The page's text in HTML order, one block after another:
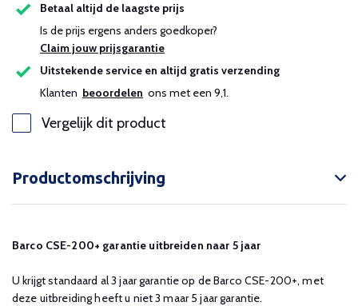
Betaal altijd de laagste prijs
Is de prijs ergens anders goedkoper?
Claim jouw prijsgarantie
Uitstekende service en altijd gratis verzending
Klanten beoordelen ons met een 9,1.
Vergelijk dit product
Productomschrijving
Barco CSE-200+ garantie uitbreiden naar 5 jaar
U krijgt standaard al 3 jaar garantie op de Barco CSE-200+, met
deze uitbreiding heeft u niet 3 maar 5 jaar garantie.